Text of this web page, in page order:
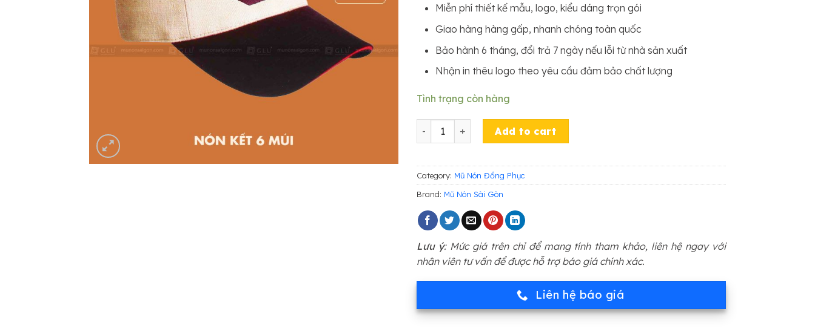
Miễn phí thiết kế mẫu, logo, kiểu dáng trọn gói
Giao hàng hàng gấp, nhanh chóng toàn quốc
Bảo hành 6 tháng, đổi trả 7 ngày nếu lỗi từ nhà sản xuất
Nhận in thêu logo theo yêu cầu đảm bảo chất lượng
Tình trạng còn hàng
Nón Đồng Phục Phối quantity
Add to cart
Category: Mũ Nón Đồng Phục
Brand: Mũ Nón Sài Gòn
Lưu ý: Mức giá trên chỉ để mang tính tham khảo, liên hệ ngay với
nhân viên tư vấn để được hỗ trợ báo giá chính xác.
Liên hệ báo giá